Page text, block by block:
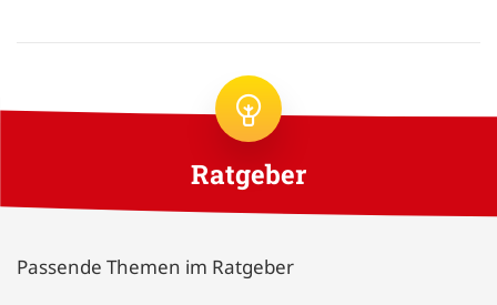
Ratgeber
Passende Themen im Ratgeber